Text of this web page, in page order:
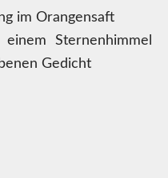
im Orangensaft
Sternenhimmel
Gedicht